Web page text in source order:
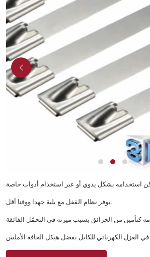
يوفر نظام القفل مع بلية جهدا ووقتا أقل.